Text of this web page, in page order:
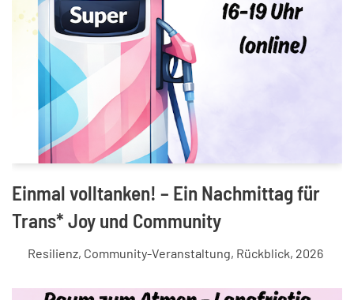
Einmal volltanken! – Ein Nachmittag für
Trans* Joy und Community
Resilienz, Community-Veranstaltung, Rückblick, 2026